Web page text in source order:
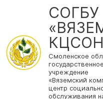
СОГБУ
Смоленское
учреждение
«Вяземский
центр
обслуживания